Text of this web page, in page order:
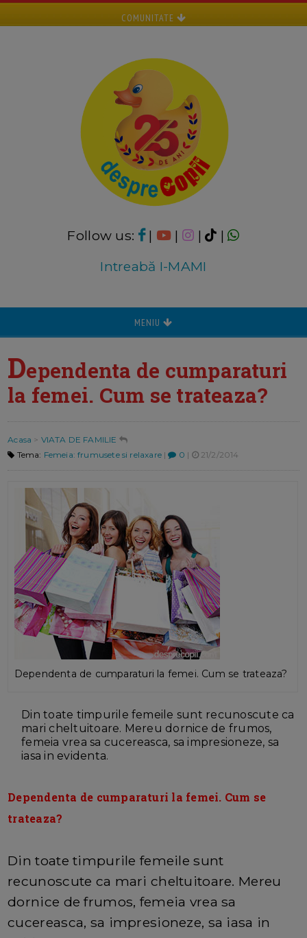
COMUNITATE
Follow us: | | |
|
Intreabă I-MAMI
MENIU
Dependenta de cumparaturi
la femei. Cum se trateaza?
Acasa > VIATA DE FAMILIE
Tema: Femeia: frumusete si relaxare| 0 | 21/2/2014
Dependenta de cumparaturi la femei. Cum se trateaza?
Din toate timpurile femeile sunt recunoscute ca
mari cheltuitoare. Mereu dornice de frumos,
femeia vrea sa cucereasca, sa impresioneze, sa
iasa in evidenta.
Dependenta de cumparaturi la femei. Cum se
trateaza?
Din toate timpurile femeile sunt
recunoscute ca mari cheltuitoare. Mereu
dornice de frumos, femeia vrea sa
cucereasca, sa impresioneze, sa iasa in